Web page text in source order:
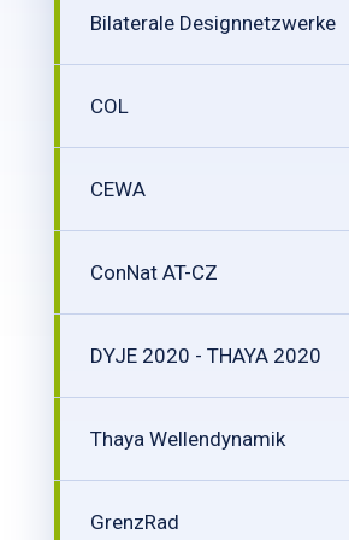
Bilaterale Designnetzwerke
COL
CEWA
ConNat AT-CZ
DYJE 2020 - THAYA 2020
Thaya Wellendynamik
GrenzRad